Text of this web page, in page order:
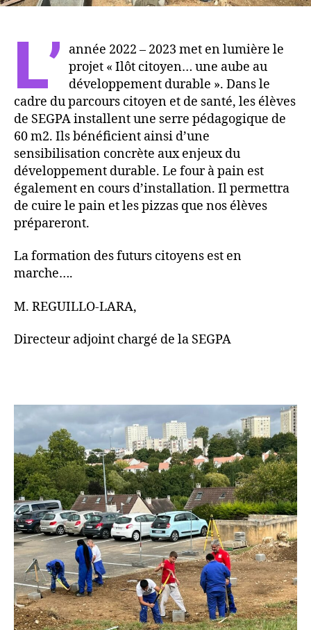
L’
année 2022 – 2023 met en lumière le
projet « Ilôt citoyen… une aube au
développement durable ». Dans le
cadre du parcours citoyen et de santé, les élèves
de SEGPA installent une serre pédagogique de
60 m2. Ils bénéficient ainsi d’une
sensibilisation concrète aux enjeux du
développement durable. Le four à pain est
également en cours d’installation. Il permettra
de cuire le pain et les pizzas que nos élèves
prépareront.
La formation des futurs citoyens est en
marche….
​M. REGUILLO-LARA,
Directeur adjoint chargé de la SEGPA